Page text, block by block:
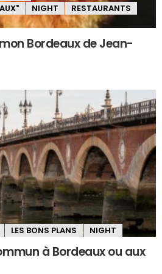
NIGHT
RESTAURANTS
Bordeaux de Jean-
LES BONS PLANS NIGHT
à Bordeaux ou aux